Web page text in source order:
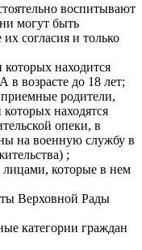
воспитывают
могут быть
согласия и только
находится
возрасте до 18 лет;
родители,
находятся
опеки, в
на военную службу в
;
лицами, которые в нем
Верховной Рады
категории граждан